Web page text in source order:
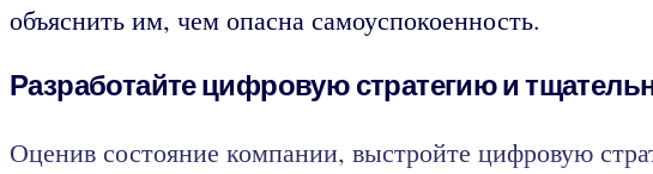
объяснить им, чем опасна самоуспокоенность.
Разработайте цифровую стратегию и
Оценив состояние компании, выстройте цифровую